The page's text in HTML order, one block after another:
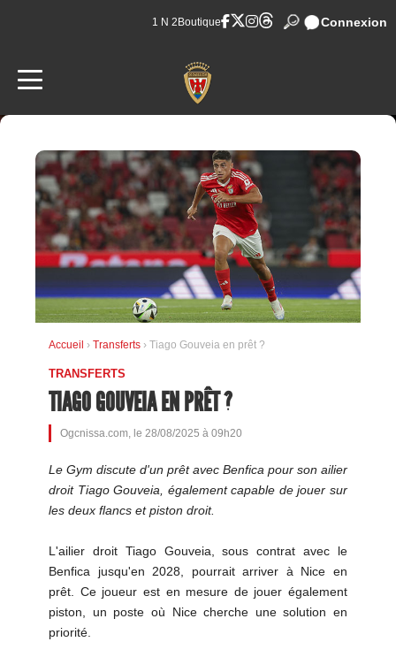
1 N 2 Boutique Connexion
Accueil › Transferts › Tiago Gouveia en prêt ?
TRANSFERTS
TIAGO GOUVEIA EN PRÊT ?
Ogcnissa.com, le 28/08/2025 à 09h20
Le Gym discute d'un prêt avec Benfica pour son ailier
droit Tiago Gouveia, également capable de jouer sur
les deux flancs et piston droit.
L'ailier droit Tiago Gouveia, sous contrat avec le
Benfica jusqu'en 2028, pourrait arriver à Nice en
prêt. Ce joueur est en mesure de jouer également
piston, un poste où Nice cherche une solution en
priorité.